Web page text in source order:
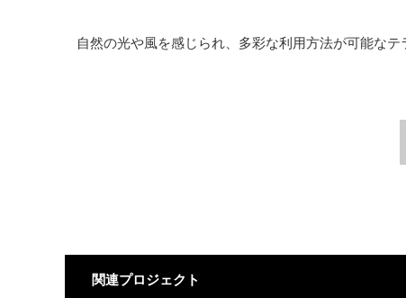
自然の光や風を感じられ、多彩な利用方法が可能な
関連プロジェクト